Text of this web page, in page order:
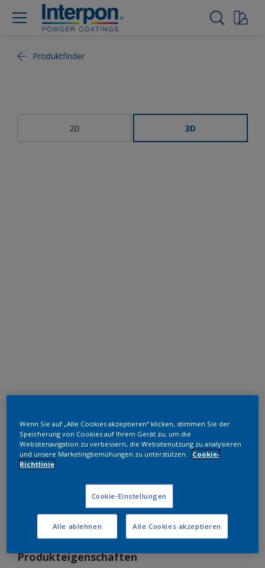
Produktfinder
2D 3D
RAL 7008
SL758JR
Muster bestellen
Bestellen Sie direkt im Webshop
Produkteigenschaften
Wenn Sie auf „Alle Cookies akzeptieren“ klicken, stimmen Sie der
Speicherung von Cookies auf Ihrem Gerät zu, um die
Websitenavigation zu verbessern, die Websitenutzung zu analysieren
und unsere Marketingbemühungen zu unterstützen.
Cookie-
Richtlinie
Cookie-Einstellungen
Alle ablehnen Alle Cookies akzeptieren